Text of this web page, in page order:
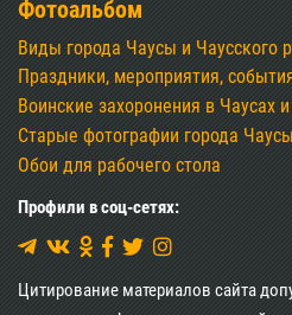
Фотоальбом
Виды города Чаусы и Чаусского
Праздники, мероприятия,
Воинские захоронения в Чаусах
Старые фотографии города Чаусы
Обои для рабочего стола
Профили в соц-сетях:
Цитирование материалов сайта